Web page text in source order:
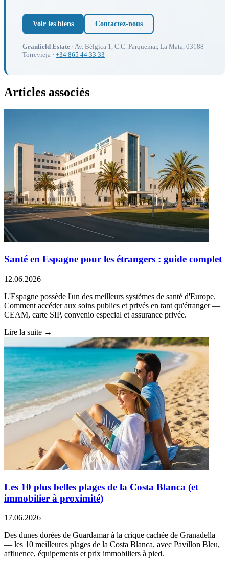
Voir les biens Contactez-nous
Granfield Estate · Av. Bélgica 1, C.C. Parquemar, La Mata, 03188
Torrevieja · +34 865 44 33 33
Articles associés
Santé en Espagne pour les étrangers : guide complet
12.06.2026
L'Espagne possède l'un des meilleurs systèmes de santé d'Europe.
Comment accéder aux soins publics et privés en tant qu'étranger —
CEAM, carte SIP, convenio especial et assurance privée.
Lire la suite →
Les 10 plus belles plages de la Costa Blanca (et
immobilier à proximité)
17.06.2026
Des dunes dorées de Guardamar à la crique cachée de Granadella
— les 10 meilleures plages de la Costa Blanca, avec Pavillon Bleu,
affluence, équipements et prix immobiliers à pied.